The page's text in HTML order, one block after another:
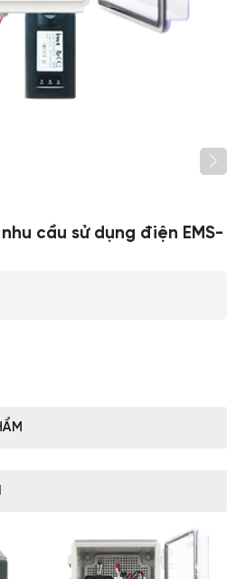
cầu sử dụng điện EMS-